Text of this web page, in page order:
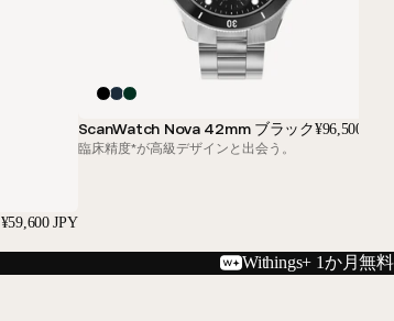
¥59,600 JPY
ScanWatch Nova 42mm ブラック¥96,500 JPY
臨床精度*が高級デザインと出会う。
Withings+ 1か月無料